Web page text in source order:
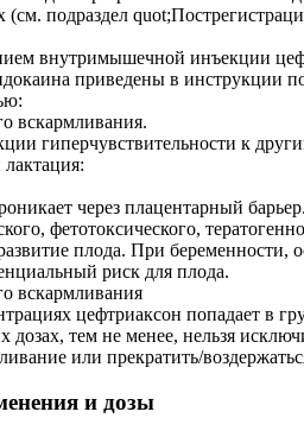
подраздел
внутримышечной инъекции
приведены в инструкции
вскармливания.
гиперчувствительности к
через плацентарный
фетотоксического,
плода. При беременности,
риск для плода.
вскармливания
цефтриаксон попадает в
дозах, тем не менее, нельзя
или прекратить/
и дозы